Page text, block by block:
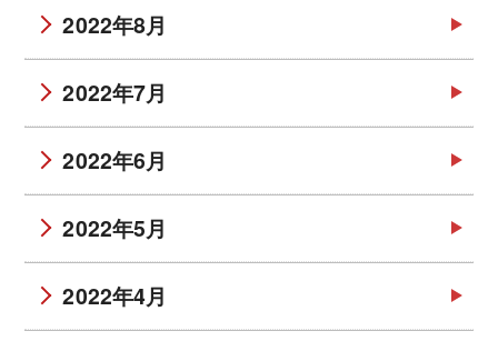
2022年8月
2022年7月
2022年6月
2022年5月
2022年4月